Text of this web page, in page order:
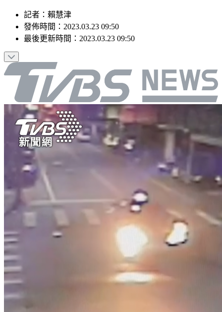
發佈時間：2023.03.23 09:50
最後更新時間：2023.03.23 09:50